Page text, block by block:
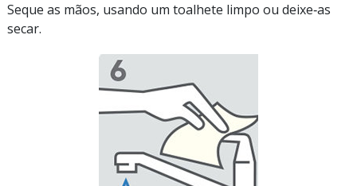
Seque as mãos, usando um toalhete limpo ou deixe‑as
secar.